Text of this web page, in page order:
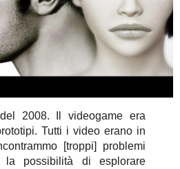
2008. Il videogame era
Tutti i video erano in
[troppi] problemi
la possibilità di esplorare